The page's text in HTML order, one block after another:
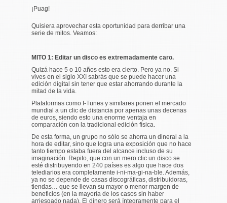
¡Puag!
Quisiera aprovechar esta oportunidad para derribar una
serie de mitos. Veamos:
MITO 1: Editar un disco es extremadamente caro.
Quizá hace 5 o 10 años esto era cierto. Pero ya no. Si
vives en el siglo XXI sabrás que se puede hacer una
edición digital sin tener que estar ahorrando durante la
mitad de la vida.
Plataformas como I-Tunes y similares ponen el mercado
mundial a un clic de distancia por apenas unas decenas
de euros, siendo esto una enorme ventaja en
comparación con la tradicional edición física.
De esta forma, un grupo no sólo se ahorra un dineral a la
hora de editar, sino que logra una exposición que no hace
tanto tiempo estaba fuera del alcance incluso de su
imaginación. Repito, que con un mero clic un disco se
esté distribuyendo en 240 países es algo que hace dos
telediarios era completamente i-ni-ma-gi-na-ble. Además,
ya no se depende de casas discográficas, distribuidoras,
tiendas… que se llevan su mayor o menor margen de
beneficios (en la mayoría de los casos sin haber
arriesgado nada). El dinero será íntegramente para el